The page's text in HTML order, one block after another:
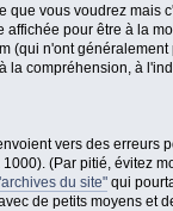
que vous voudrez mais
affichée pour être à la
(qui n'ont
compréhension, à
vers des
(Par pitié, évitez
du site"qui
de petits moyens